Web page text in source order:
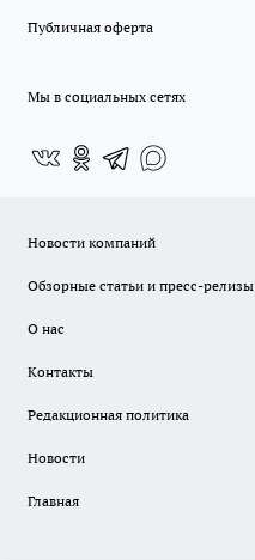
Публичная оферта
Мы в социальных сетях
Новости компаний
Обзорные статьи и пресс-релизы
О нас
Контакты
Редакционная политика
Новости
Главная